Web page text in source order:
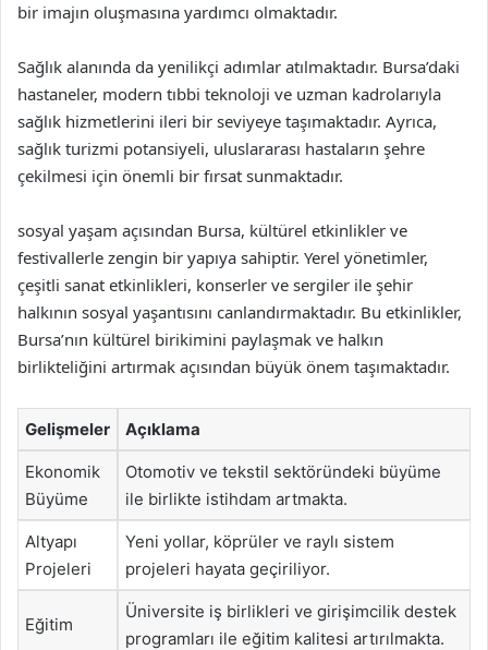
bir imajın oluşmasına yardımcı olmaktadır.
Sağlık alanında da yenilikçi adımlar atılmaktadır. Bursa’daki
hastaneler, modern tıbbi teknoloji ve uzman kadrolarıyla
sağlık hizmetlerini ileri bir seviyeye taşımaktadır. Ayrıca,
sağlık turizmi potansiyeli, uluslararası hastaların şehre
çekilmesi için önemli bir fırsat sunmaktadır.
sosyal yaşam açısından Bursa, kültürel etkinlikler ve
festivallerle zengin bir yapıya sahiptir. Yerel yönetimler,
çeşitli sanat etkinlikleri, konserler ve sergiler ile şehir
halkının sosyal yaşantısını canlandırmaktadır. Bu etkinlikler,
Bursa’nın kültürel birikimini paylaşmak ve halkın
birlikteliğini artırmak açısından büyük önem taşımaktadır.
Gelişmeler Açıklama
Ekonomik
Büyüme
Otomotiv ve tekstil sektöründeki büyüme
ile birlikte istihdam artmakta.
Altyapı
Projeleri
Yeni yollar, köprüler ve raylı sistem
projeleri hayata geçiriliyor.
Eğitim
Üniversite iş birlikleri ve girişimcilik destek
programları ile eğitim kalitesi artırılmakta.